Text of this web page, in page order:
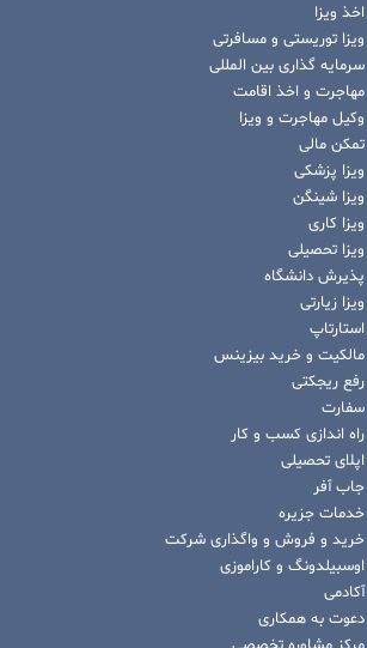
اخذ ویزا
ویزا توریستی و مسافرتی
سرمایه گذاری بین المللی
مهاجرت و اخذ اقامت
وکیل مهاجرت و ویزا
تمکن مالی
ویزا پزشکی
ویزا شینگن
ویزا کاری
ویزا تحصیلی
پذیرش دانشگاه
ویزا زیارتی
استارتاپ
مالکیت و خرید بیزینس
رفع ریجکتی
سفارت
راه اندازی کسب و کار
اپلای تحصیلی
جاب آفر
خدمات جزیره
خرید و فروش و واگذاری شرکت
اوسبیلدونگ و کاراموزی
آکادمی
دعوت به همکاری